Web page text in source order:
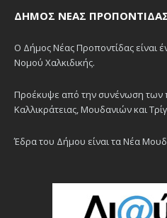
ΔΉΜΟΣ ΝΈΑΣ
Ο Δήμος Νέας Προποντίδας είναι
Νομού Χαλκιδικής.
Προέκυψε από την συνένωση
Καλλικράτειας, Μουδανιών και
Έδρα του Δήμου είναι τα Νέα